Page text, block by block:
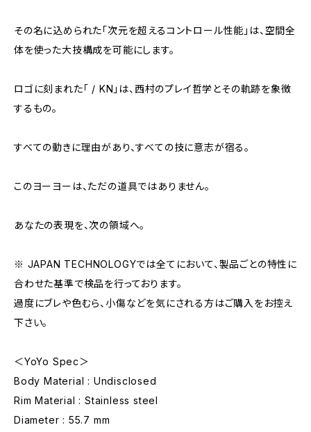
その名に込められた「次元を超えるコントロール性能」は、空間全
体を使った大技構成を可能にします。
ロゴに刻まれた「 / KN」は、西村のプレイ哲学とその軌跡を象徴
するもの。
すべての動きに理由があり、すべての技に意志が宿る。
このヨーヨーは、ただの道具ではありません。
あなたの表現を、次の領域へ。
※ JAPAN TECHNOLOGYでは全てにおいて、製品ごとの特性に
合わせた基準で検品を行っております。
過度にブレや色むら、小傷などを気にされる方はご購入をお控え
下さい。
＜YoYo Spec＞
Body Material : Undisclosed
Rim Material : Stainless steel
Diameter : 55.7 mm